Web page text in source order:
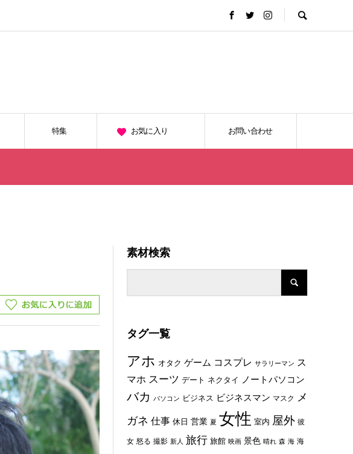
特集 お気に入り お問い合わせ
素材検索
タグ一覧
アホ オタク ゲーム コスプレ サラリーマン ス
マホ スーツ デート ネクタイ ノートパソコン
バカ パソコン ビジネス ビジネスマン マスク メ
ガネ 仕事 休日 営業 夏 女性 室内 屋外 彼
女 怒る 撮影 新人 旅行 旅館 映画 景色 晴れ 森 海 海